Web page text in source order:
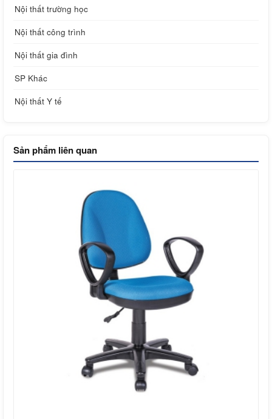
Nội thất trường học
Nội thất công trình
Nội thất gia đình
SP Khác
Nội thất Y tế
Sản phẩm liên quan